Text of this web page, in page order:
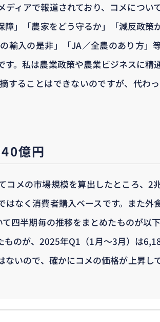
ィアで報道されており、コメについ
障」「農家をどう守るか」「減反政策
輸入の是非」「JA／全農のあり方」
。私は農業政策や農業ビジネスに精
することはできないのですが、代わ
億円
コメの市場規模を算出したところ、2
はなく消費者購入ベースです。また外
四半期毎の推移をまとめたものが以
のが、2025年Q1（1月～3月）は
ないので、確かにコメの価格が上昇し